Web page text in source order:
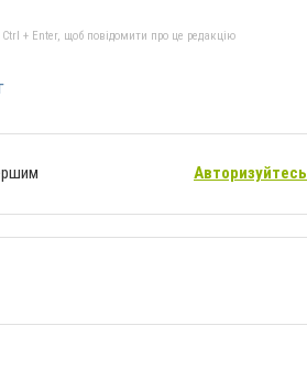
+ Enter, щоб повідомити про це редакцію
Авторизуйтесь